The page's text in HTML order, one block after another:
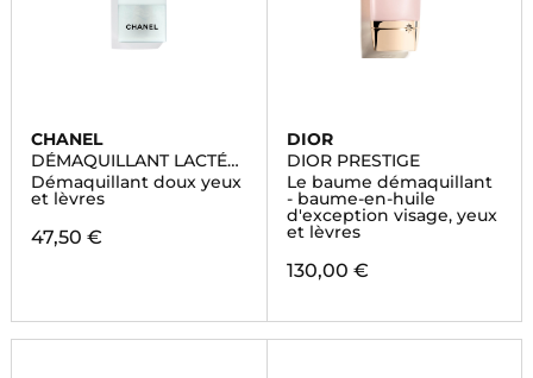
CHANEL
DÉMAQUILLANT LACTÉ
INTENSE
Démaquillant doux yeux
et lèvres
47,50 €
DIOR
DIOR PRESTIGE
Le baume démaquillant
- baume-en-huile
d'exception visage, yeux
et lèvres
130,00 €